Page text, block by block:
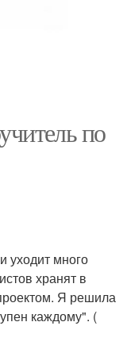
по
уходит много
хранят в
Я решила
каждому". (